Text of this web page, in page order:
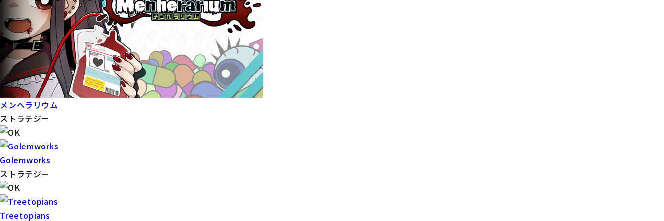
メンヘラリウム
ストラテジー
Golemworks
ストラテジー
Treetopians